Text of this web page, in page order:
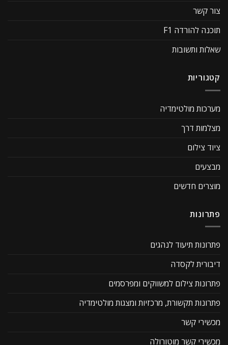
צור קשר
תוכנה להורדה F1
שאלות ותשובות
קטגוריות
מערכות מולטימדיה
מצלמות דרך
ציוד צילום
מבצעים
מוצרים חדשים
פתרונות
פתרונות תיעוד לנהגים
דיבורית לקסדה
פתרונות צילום למשווקים ומפרסמים
פתרונות תקשורת, מרכזיות ומצגות מולטימדיה
מכשירי קשר
מכשירי קשר מוטורולה